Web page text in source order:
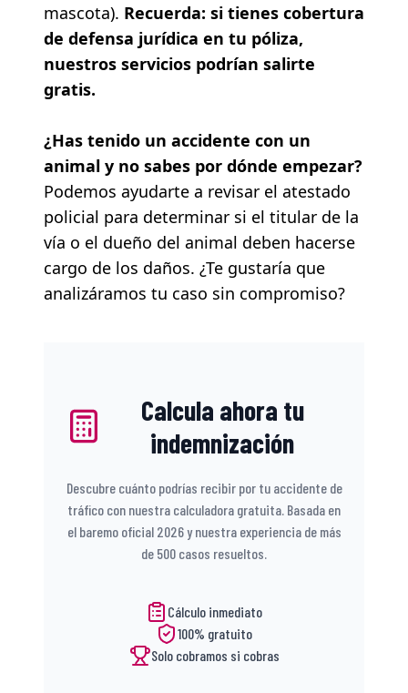
mascota). Recuerda: si tienes cobertura
de defensa jurídica en tu póliza,
nuestros servicios podrían salirte
gratis.
¿Has tenido un accidente con un
animal y no sabes por dónde empezar?
Podemos ayudarte a revisar el atestado
policial para determinar si el titular de la
vía o el dueño del animal deben hacerse
cargo de los daños. ¿Te gustaría que
analizáramos tu caso sin compromiso?
Calcula ahora tu
indemnización
Descubre cuánto podrías recibir por tu accidente de
tráfico con nuestra calculadora gratuita. Basada en
el baremo oficial 2026 y nuestra experiencia de más
de 500 casos resueltos.
Cálculo inmediato
100% gratuito
Solo cobramos si cobras